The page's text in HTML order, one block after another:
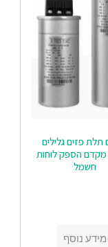
תלת פזים גלילים
מקדם הספק לוחות
חשמל
מידע נוסף